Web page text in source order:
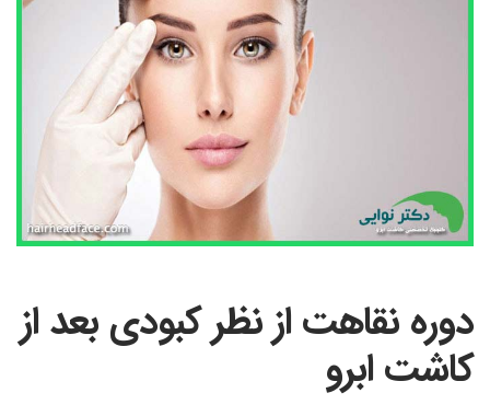
دوره نقاهت از نظر کبودی بعد از
کاشت ابرو